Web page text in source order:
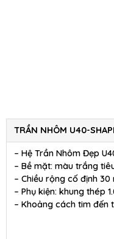
TRẦN NHÔM U40-
– Hệ Trần Nhôm Đẹp
– Bề mặt: màu trắng
– Chiều rộng cố định 30
– Phụ kiện: khung thép
– Khoảng cách tim đến